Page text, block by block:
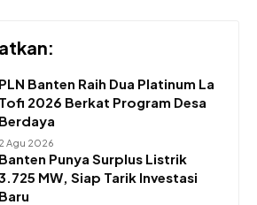
PLN Banten Raih Dua Platinum La
Tofi 2026 Berkat Program Desa
Berdaya
2 Agu 2026
Banten Punya Surplus Listrik
MW, Siap Tarik Investasi
Baru